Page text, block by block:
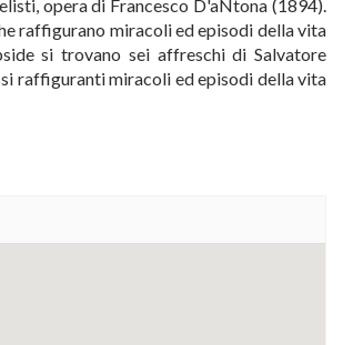
opera di Francesco D'aNtona (1894).
raffigurano miracoli ed episodi della vita
si trovano sei affreschi di Salvatore
raffiguranti miracoli ed episodi della vita